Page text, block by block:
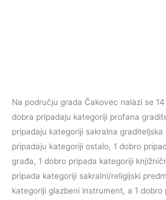
Na području grada Čakovec nalazi se
dobra pripadaju kategoriji profana
pripadaju kategoriji sakralna
pripadaju kategoriji ostalo, 1 dobro
građa, 1 dobro pripada kategoriji
pripada kategoriji sakralni/religijski
kategoriji glazbeni instrument, a 1 dobro